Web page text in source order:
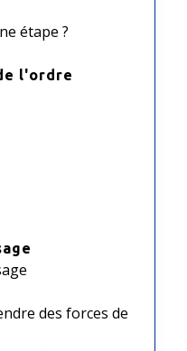
étape ?
l'ordre
des forces de